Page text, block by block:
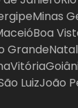
Minas
Boa
GrandeNatal
Vitória
LuizJoão